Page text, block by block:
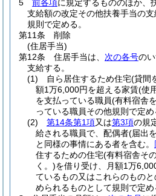
5
前各項に規定するもののほか、
支給額の改定その他扶養手当の支
規則で定める。
第11条
削除
(住居手当)
第12条
住居手当は、 次の各号の
支給する。
(1)
自ら居住するため住宅(貸間
額1万6,000円を超える家賃(使
を支払っている職員(有料宿舎
っている職員その他規則で定
(2)
第14条第1項又は第3項の規
給される職員で、配偶者(届出
と同様の事情にある者を含む。
住するための住宅(有料宿舎そ
く。)を借り受け、月額1万
ているもの又はこれらのもの
められるものとして規則で定